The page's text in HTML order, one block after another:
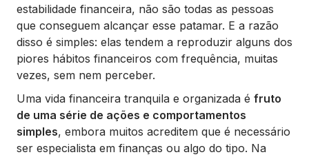
estabilidade financeira, não são todas as pessoas
que conseguem alcançar esse patamar. E a razão
disso é simples: elas tendem a reproduzir alguns dos
piores hábitos financeiros com frequência, muitas
vezes, sem nem perceber.
Uma vida financeira tranquila e organizada é fruto
de uma série de ações e comportamentos
simples, embora muitos acreditem que é necessário
ser especialista em finanças ou algo do tipo. Na